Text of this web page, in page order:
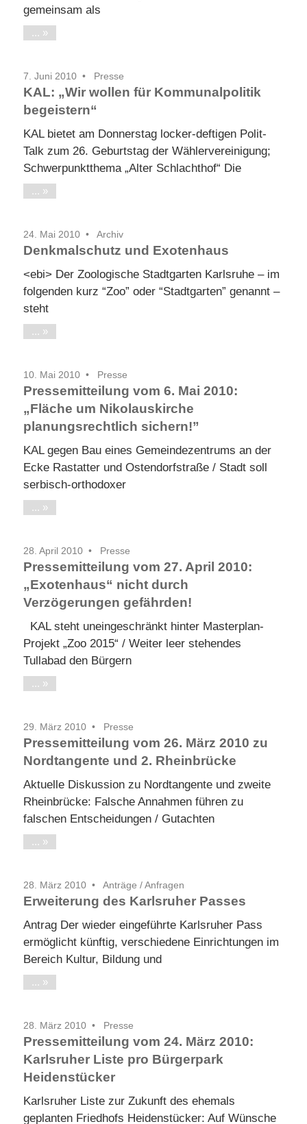
gemeinsam als
...
7. Juni 2010 Presse
KAL: „Wir wollen für Kommunalpolitik
begeistern“
KAL bietet am Donnerstag locker-deftigen Polit-
Talk zum 26. Geburtstag der Wählervereinigung;
Schwerpunktthema „Alter Schlachthof“ Die
...
24. Mai 2010 Archiv
Denkmalschutz und Exotenhaus
<ebi> Der Zoologische Stadtgarten Karlsruhe – im
folgenden kurz “Zoo” oder “Stadtgarten” genannt –
steht
...
10. Mai 2010 Presse
Pressemitteilung vom 6. Mai 2010:
„Fläche um Nikolauskirche
planungsrechtlich sichern!”
KAL gegen Bau eines Gemeindezentrums an der
Ecke Rastatter und Ostendorfstraße / Stadt soll
serbisch-orthodoxer
...
28. April 2010 Presse
Pressemitteilung vom 27. April 2010:
„Exotenhaus“ nicht durch
Verzögerungen gefährden!
KAL steht uneingeschränkt hinter Masterplan-
Projekt „Zoo 2015“ / Weiter leer stehendes
Tullabad den Bürgern
...
29. März 2010 Presse
Pressemitteilung vom 26. März 2010 zu
Nordtangente und 2. Rheinbrücke
Aktuelle Diskussion zu Nordtangente und zweite
Rheinbrücke: Falsche Annahmen führen zu
falschen Entscheidungen / Gutachten
...
28. März 2010 Anträge / Anfragen
Erweiterung des Karlsruher Passes
Antrag Der wieder eingeführte Karlsruher Pass
ermöglicht künftig, verschiedene Einrichtungen im
Bereich Kultur, Bildung und
...
28. März 2010 Presse
Pressemitteilung vom 24. März 2010:
Karlsruher Liste pro Bürgerpark
Heidenstücker
Karlsruher Liste zur Zukunft des ehemals
geplanten Friedhofs Heidenstücker: Auf Wünsche